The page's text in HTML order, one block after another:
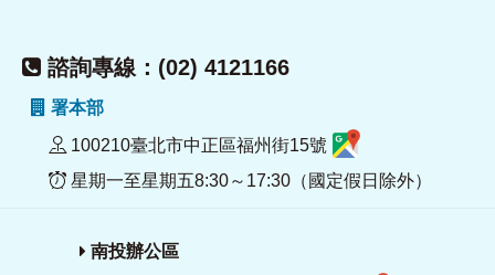
諮詢專線：(02) 4121166
署本部
100210臺北市中正區福州街15號
星期一至星期五8:30～17:30（國定假日除外）
南投辦公區